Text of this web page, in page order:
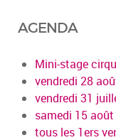
AGENDA
Mini-stage
vendredi 28
vendredi 31
samedi 15
tous les 1ers